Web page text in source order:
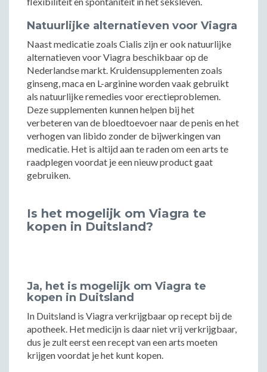
Natuurlijke alternatieven voor Viagra
Naast medicatie zoals Cialis zijn er ook natuurlijke
alternatieven voor Viagra beschikbaar op de
Nederlandse markt. Kruidensupplementen zoals
ginseng, maca en L-arginine worden vaak gebruikt
als natuurlijke remedies voor erectieproblemen.
Deze supplementen kunnen helpen bij het
verbeteren van de bloedtoevoer naar de penis en het
verhogen van libido zonder de bijwerkingen van
medicatie. Het is altijd aan te raden om een arts te
raadplegen voordat je een nieuw product gaat
gebruiken.
Is het mogelijk om Viagra te
kopen in Duitsland?
Ja, het is mogelijk om Viagra te
kopen in Duitsland
In Duitsland is Viagra verkrijgbaar op recept bij de
apotheek. Het medicijn is daar niet vrij verkrijgbaar,
dus je zult eerst een recept van een arts moeten
krijgen voordat je het kunt kopen.